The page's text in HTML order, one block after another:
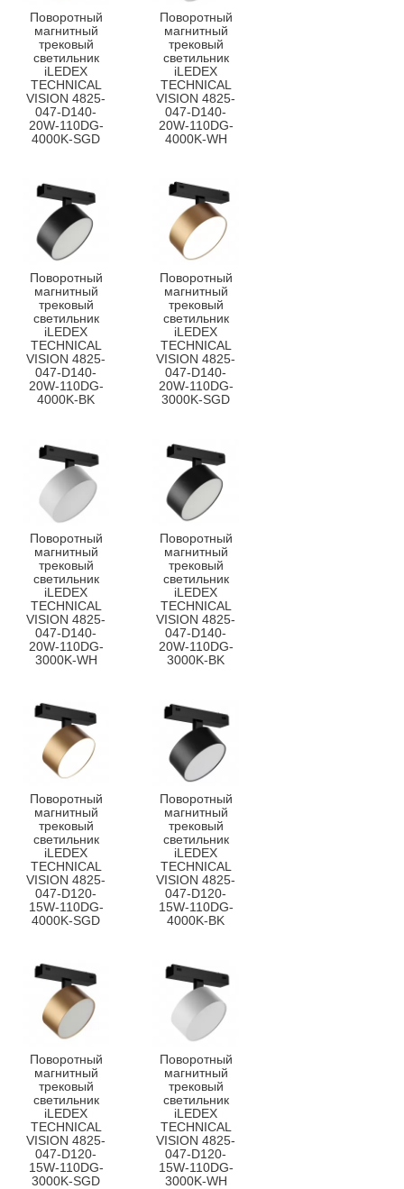
Поворотный
магнитный
трековый
светильник
iLEDEX
TECHNICAL
VISION 4825-
047-D140-
20W-110DG-
4000K-SGD
Поворотный
магнитный
трековый
светильник
iLEDEX
TECHNICAL
VISION 4825-
047-D140-
20W-110DG-
4000K-WH
Поворотный
магнитный
трековый
светильник
iLEDEX
TECHNICAL
VISION 4825-
047-D140-
20W-110DG-
4000K-BK
Поворотный
магнитный
трековый
светильник
iLEDEX
TECHNICAL
VISION 4825-
047-D140-
20W-110DG-
3000K-SGD
Поворотный
магнитный
трековый
светильник
iLEDEX
TECHNICAL
VISION 4825-
047-D140-
20W-110DG-
3000K-WH
Поворотный
магнитный
трековый
светильник
iLEDEX
TECHNICAL
VISION 4825-
047-D140-
20W-110DG-
3000K-BK
Поворотный
магнитный
трековый
светильник
iLEDEX
TECHNICAL
VISION 4825-
047-D120-
15W-110DG-
4000K-SGD
Поворотный
магнитный
трековый
светильник
iLEDEX
TECHNICAL
VISION 4825-
047-D120-
15W-110DG-
4000K-BK
Поворотный
магнитный
трековый
светильник
iLEDEX
TECHNICAL
VISION 4825-
047-D120-
15W-110DG-
3000K-SGD
Поворотный
магнитный
трековый
светильник
iLEDEX
TECHNICAL
VISION 4825-
047-D120-
15W-110DG-
3000K-WH